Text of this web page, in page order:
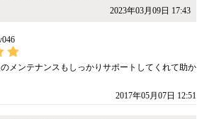
2023年03月09日 17:43
メンテナンスもしっかりサポートしてくれて助か
2017年05月07日 12:51